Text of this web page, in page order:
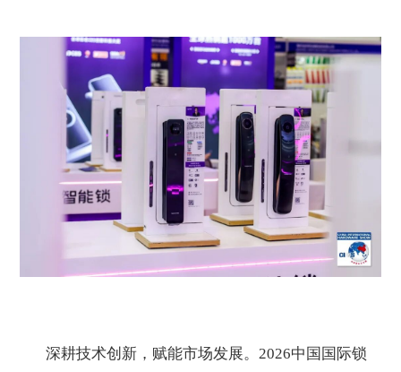
深耕技术创新，赋能市场发展。2026中国国际锁